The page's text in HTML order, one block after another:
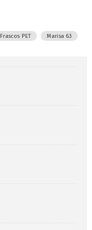
Frascos PET Marisa 63